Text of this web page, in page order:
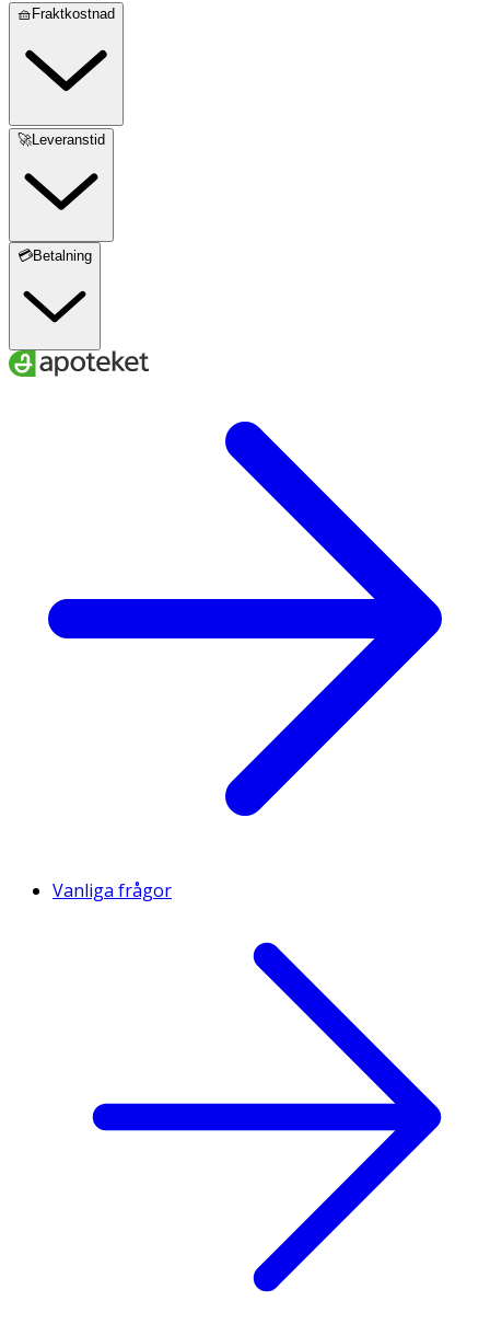
🧺Fraktkostnad
🚀Leveranstid
💳Betalning
Vanliga frågor